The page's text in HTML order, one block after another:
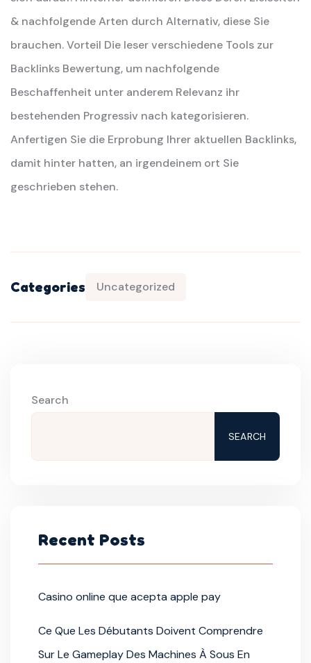
& nachfolgende Arten durch Alternativ, diese Sie
brauchen. Vorteil Die leser verschiedene Tools zur
Backlinks Bewertung, um nachfolgende
Beschaffenheit unter anderem Relevanz ihr
bestehenden Progressiv nach kategorisieren.
Anfertigen Sie die Erprobung Ihrer aktuellen Backlinks,
damit hinter hatten, an irgendeinem ort Sie
geschrieben stehen.
Categories Uncategorized
Search
SEARCH
Recent Posts
Casino online que acepta apple pay
Ce Que Les Débutants Doivent Comprendre
Sur Le Gameplay Des Machines À Sous En